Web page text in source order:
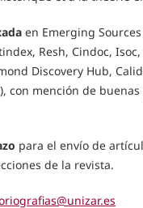
en Emerging
Resh, Cindoc,
Discovery Hub,
con mención de
para el envío de
de la revista.